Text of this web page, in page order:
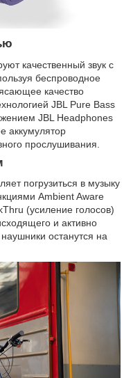
качественный звук с
беспроводное
качество
JBL Pure Bass
JBL Headphones
аккумулятор
прослушивания.
погрузиться в музыку
Ambient Aware
(усиление голосов)
и активно
останутся на